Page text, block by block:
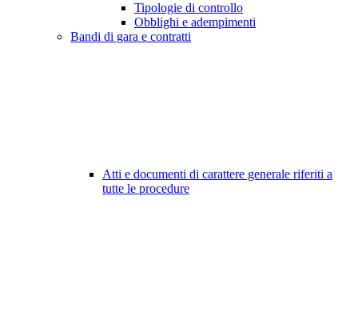
Tipologie di controllo
Obblighi e adempimenti
Bandi di gara e contratti
Atti e documenti di carattere generale riferiti a
tutte le procedure